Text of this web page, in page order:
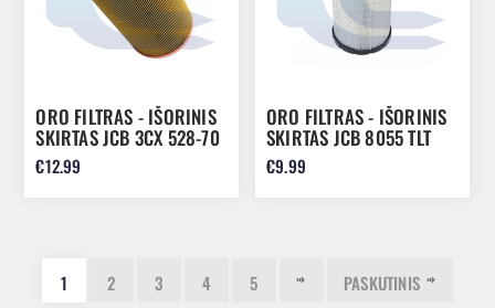
ORO FILTRAS - IŠORINIS
SKIRTAS JCB 3CX 528-70
32/915802
€12.99
ORO FILTRAS - IŠORINIS
SKIRTAS JCB 8055 TLT
30G 32/917301
€9.99
1 2 3 4 5 PASKUTINIS